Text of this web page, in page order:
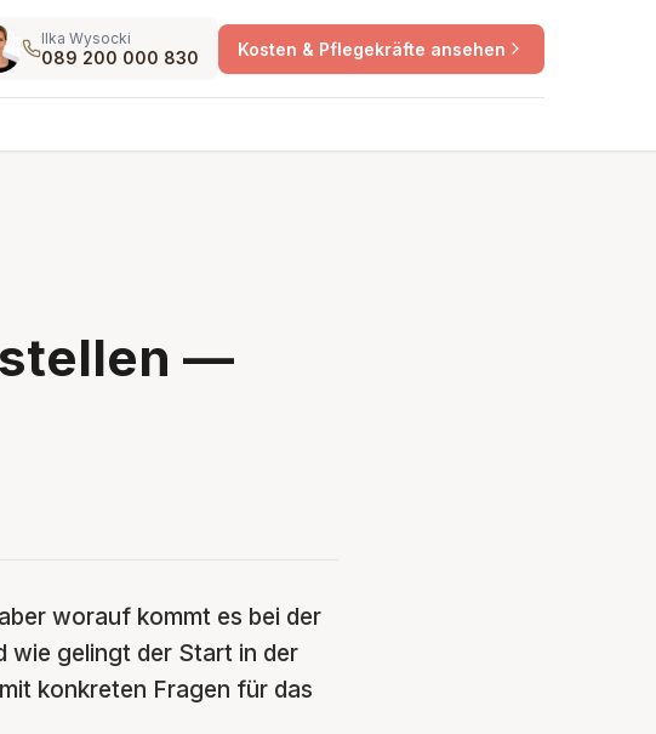
Ilka Wysocki
089 200 000 830 Kosten & Pflegekräfte ansehen
—
worauf kommt es bei der
wie gelingt der Start in der
konkreten Fragen für das